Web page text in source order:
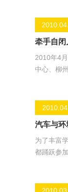
信与感恩
牵手自
2010年4
中心、柳
望我们的
汽车与环
为了丰富学
都踊跃参